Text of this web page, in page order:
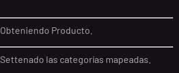
Obteniendo Producto.
Settenado las categorías mapeadas.